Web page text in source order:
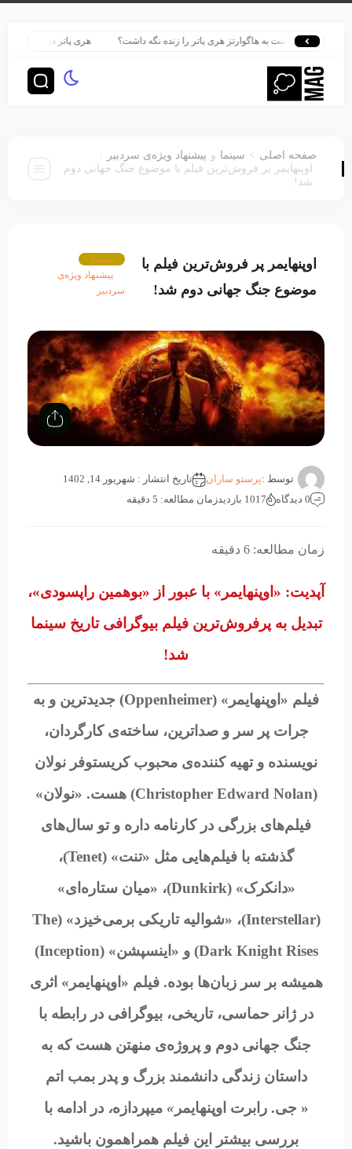
بازگشت به هاگوارتز هری پاتر را زنده نگه داشت؟ هری پاتر در قلب بزرگ‌ترین
صفحه اصلی > سینما و پیشنهاد ویژه‌ی سردبیر
:
اوپنهایمر پر فروش‌ترین فیلم با موضوع جنگ جهانی دوم
شد!
اوپنهایمر پر فروش‌ترین فیلم با
موضوع جنگ جهانی دوم شد!
سینما
پیشنهاد ویژه‌ی
سردبیر
توسط :پرستو ساران
تاریخ انتشار : شهریور 14, 1402
0 دیدگاه
1017 بازدید زمان مطالعه: 5 دقیقه
زمان مطالعه: 6 دقیقه
آپدیت: «اوپنهایمر» با عبور از «بوهمین راپسودی»،
تبدیل به پرفروش‌ترین فیلم بیوگرافی تاریخ سینما
شد!
فیلم «اوپنهایمر» (Oppenheimer) جدیدترین و به
جرات پر سر و صداترین، ساخته‌ی کارگردان،
نویسنده و تهیه کننده‌ی محبوب کریستوفر نولان
(Christopher Edward Nolan) هست. «نولان»
فیلم‌های بزرگی در کارنامه داره و تو سال‌های
گذشته با فیلم‌هایی مثل «تنت» (Tenet)،
«دانکرک» (Dunkirk)، «میان ستاره‌ای»
(Interstellar)، «شوالیه تاریکی برمی‌خیزد» (The
Dark Knight Rises) و «اینسپشن» (Inception)
همیشه بر سر زبان‌ها بوده. فیلم «اوپنهایمر» اثری
در ژانر حماسی، تاریخی، بیوگرافی در رابطه با
جنگ جهانی دوم و پروژه‌ی منهتن هست که به
داستان زندگی دانشمند بزرگ و پدر بمب اتم
« جی. رابرت اوپنهایمر »میپردازه، در ادامه با
بررسی بیشتر این فیلم همراهمون باشید.